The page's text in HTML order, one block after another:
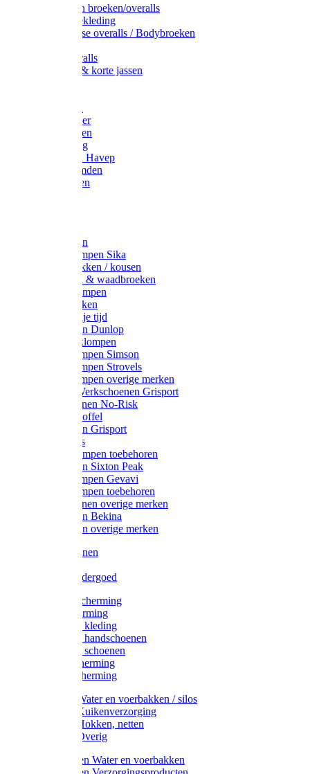
Toebehoren broeken/overalls
Signalisatiekleding
Amerikaanse overalls / Bodybroeken
Kinderoveralls
Stofjassen & korte jassen
Bodywarmer
Werkbroeken
Zaagkleding
Werkjassen Havep
Thermohemden
Overhemden
Werksokken
Schoenklompen Sika
Thermo sokken / kousen
Lieslaarzen & waadbroeken
Houten klompen
Wandelsokken
Laarzen vrije tijd
Werklaarzen Dunlop
Kunststof klompen
Schoenklompen Simson
Schoenklompen Strovels
Schoenklompen overige merken
Wandel-/ Werkschoenen Grisport
Werkschoenen No-Risk
Klomppantoffel
Werklaarzen Grisport
Accessoires
Houten klompen toebehoren
Werklaarzen Sixton Peak
Schoenklompen Gevavi
Schoenklompen toebehoren
Werkschoenen overige merken
Werklaarzen Bekina
Werklaarzen overige merken
Handschoenen
Thermo ondergoed
Gehoorbescherming
Oogbescherming
Disposable kleding
Disposable handschoenen
Disposable schoenen
Mondbescherming
Hoofdbescherming
Pluimvee Water en voerbakken / silos
Pluimvee Kuikenverzorging
Pluimvee Hokken, netten
Pluimvee Overig
Knaagdieren Water en voerbakken